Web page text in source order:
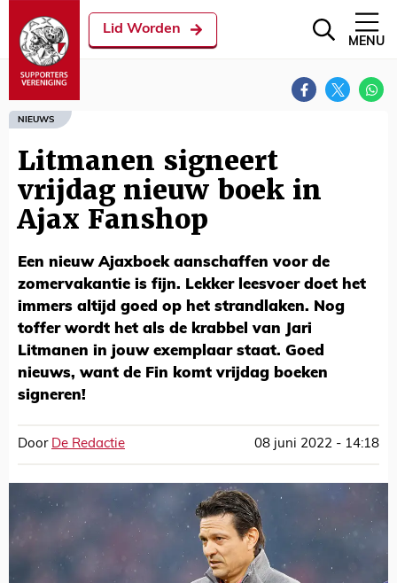
Lid Worden
MENU
NIEUWS
Litmanen signeert
vrijdag nieuw boek in
Ajax Fanshop
Een nieuw Ajaxboek aanschaffen voor de
zomervakantie is fijn. Lekker leesvoer doet het
immers altijd goed op het strandlaken. Nog
toffer wordt het als de krabbel van Jari
Litmanen in jouw exemplaar staat. Goed
nieuws, want de Fin komt vrijdag boeken
signeren!
Door De Redactie 08 juni 2022 - 14:18